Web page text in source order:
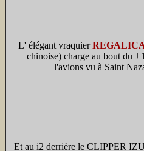
L' élégant vraquier
chinoise) charge au bout du J
l'avions vu à Saint
Et au i2 derrière le CLIPPER